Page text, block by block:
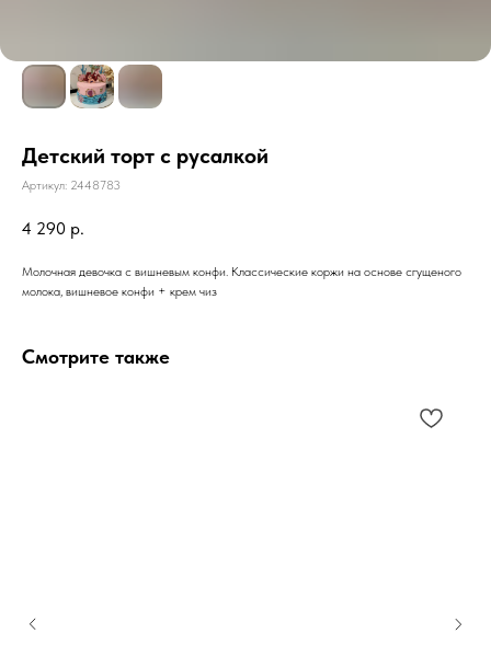
Детский торт с русалкой
Артикул: 2448783
4 290 р.
Молочная девочка с вишневым конфи. Классические коржи на основе сгущеного
молока, вишневое конфи + крем чиз
Смотрите также